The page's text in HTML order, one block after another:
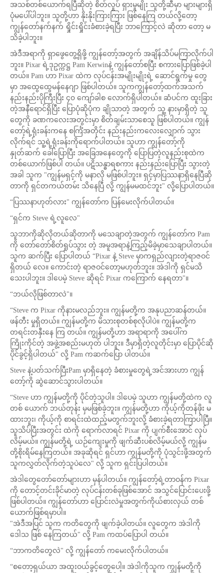
အသစ်တစ်ယောက်ရပြီဆိုတဲ့ စိတ်လှုပ် ရှားမှုမျိုး သူတို့ဆီမှာ များများရှိ
ပုံမပေါ်ပါဘူး။ သူတို့ဟာ နိုးနိုးကြားကြား ဖြစ်နေကြ တယ်လို့တော့
ကျွန်တော်နက်နက် ရှိုင်းရှိုင်းခံစားခဲ့ရပြီး ဘာကြောင့်လဲ ဆိုတာ တော့ မ
သိခဲ့ပါဘူး။
အဲဒီအရာကို ရှာဖွေတွေ့ရှိဖို့ ကျွန်တော့်အတွက် အချိန်သိပ်မကြာလိုက်ပါ
ဘူး။ Pixar ရဲ့ဒုဥက္ကဋ္ဌ Pam Kerwinနဲ့ ကျွန်တော်စပြီး စကားပြောဖြစ်ခဲ့ပါ
တယ်။ Pam ဟာ Pixar ထဲက လုပ်ငန်းအမျိုးမျိုးရဲ့ ဆောင်ရွက်မှု တွေ
မှာ အထွေထွေမန်နေဂျာ ဖြစ်ပါတယ်။ သူကကျွန်တော့်ထက်အသက်
နည်းနည်းပိုကြီးပြီး ၄၀ ကျော်ခါစ လောက်ရှိပါတယ်။ ဆံပင်က ထူးခြား
တဲ့အနီရောင်ရှိပြီး ပြောပုံဆိုပုံက ချိုသာတဲ့ အတွက် သူ့ နားမှာရှိတဲ့ သူ
တွေကို ခဏကလေးအတွင်းမှာ စိတ်ချမ်းသာစေသူ ဖြစ်ပါတယ်။ ကျွန်
တော့်ရဲ့ရုံးခန်းကနေ စင်္ကြံအတိုင်း နည်းနည်းကလေးလျှောက် သွား
လိုက်ရင် သူ့ရဲ့ရုံးခန်းကိုရောက်ပါတယ်။ သူဟာ ကျွန်တော့်ကို
နှုတ်ဆက် ခေါ်ပြောပြီး အခြေအနေတွေကို ပြောပြတဲ့လူနည်းစုထဲက
တစ်ယောက်ဖြစ်ပါ တယ်။ ပဋိသန္ဓာရစကား နည်းနည်းပြောပြီး သွားတဲ့
အခါ သူက "ကျွန်မရှင့်ကို မနာလို မဖြစ်ပါဘူး။ ရှင့်မှာပြဿနာရှိနေပြီဆို
တာကို ရှင်တကယ်တမ်း သိနေပြီ လို့ ကျွန်မမထင်ဘူး" လို့ပြောပါတယ်။
“ပြဿနာဟုတ်လား" ကျွန်တော်က ပြန်မေးလိုက်ပါတယ်။
“ရှင်က Steve ရဲ့လူလေ"
သူဘာကိုဆိုလိုတယ်ဆိုတာကို မသေချာတဲ့အတွက် ကျွန်တော်က Pam
ကို တော်တော်စိတ်ရှုပ်သွား တဲ့ အမူအရာနဲ့ကြည့်မိခဲ့မှာသေချာပါတယ်။
သူက ဆက်ပြီး ပြောပါတယ် “Pixar နဲ့ Steve မှာကရှည်လျားတဲ့ရာဇဝင်
ရှိတယ် လေ။ ကောင်းတဲ့ ရာဇဝင်တော့မဟုတ်ဘူး။ အဲဒါကို ရှင်မသိ
သေးပါဘူး။ ဒါပေမဲ့ Steve ဆိုရင် Pixar ကကြောက် နေရတာ"။
“ဘယ်လိုဖြစ်တာလဲ"။
“Steve က Pixar ကိုနားမလည်ဘူး။ ကျွန်မတို့က အနုပညာဆန်တယ်။
ဖန်တီး မှုရှိတယ်။ ကျွန်မတို့က မိသားစုတစ်စုလိုပါပဲ။ ကျွန်မတို့က
တရင်းတနှီးနေ ကြ တယ်။ ကျွန်မတို့ဟာ အရာရာကို အပေါ်က
ကြိုးကိုင်တဲ့ အဖွဲ့အစည်းမဟုတ် ပါဘူး။ ဒီမှာရှိတဲ့လူတိုင်းမှာ ပြောပိုင်ဆို
ပိုင်ခွင့်ရှိပါတယ်" လို့ Pam ကဆက်ပြော ပါတယ်။
Steve နဲ့ပတ်သက်ပြီးPam မှာရှိနေတဲ့ ခံစားမှုတွေရဲ့အင်အားဟာ ကျွန်
တော့်ကို ဆွဲဆောင်သွားပါတယ်။
“Steve ဟာ ကျွန်မတို့ကို ပိုင်တဲ့သူပါ။ ဒါပေမဲ့ သူဟာ ကျွန်မတို့ထဲက လူ
တစ် ယောက် ဘယ်တုန်း မှမဖြစ်ခဲ့ဘူး။ ကျွန်မတို့ဟာ ကိုယ့်ကိုတန်ဖိုး မ
ထားဘူး၊ ကိုယ့်ကို စာရင်းထဲထည့်မတွက်ဘူးလို့ ခံစားခဲ့ရတာကြာပါပြီ။
သူသိပ်ပြီးအတွင်း ထဲကို ရောက်လာရင် Pixar ကို ပျက်စီးအောင် လုပ်
လိမ့်မယ်။ ကျွန်မတို့ရဲ့ ယဉ်ကျေးမှုကို ဖျက်ဆီးပစ်လိမ့်မယ်လို့ ကျွန်မ
တို့စိုးရိမ်နေကြတယ်။ အခုဆိုရင် ရှင်ဟာ ကျွန်မတို့ကို ပုံသွင်းဖို့အတွက်
သူကလွှတ်လိုက်တဲ့သူပဲလေ" လို့ သူက ရှင်းပြပါတယ်။
အဲဒါတွေတော်တော်များဟာ မှန်ပါတယ်။ ကျွန်တော့်ရဲ့တာဝန်က Pixar
ကို တောင့်တင်းခိုင်မာတဲ့ လုပ်ငန်းတစ်ခုဖြစ်အောင် အသွင်ပြောင်းပေးဖို့
ဖြစ်ပါတယ်။ ကျွန်တော်ဟာ ပြောင်းလဲမှုအတွက်ကိုယ်စားလှယ် တစ်
ယောက်ဖြစ်ရမှာပါ။
"အဲဒီအပြင် သူက ကတိတွေကို ဖျက်ခဲ့ပါတယ်။ လူတွေက အဲဒါကို
ဒေါသ ဖြစ် နေကြတယ်" လို့ Pam ကထပ်ပြောပါ တယ်။
“ဘာကတိတွေလဲ" လို့ ကျွန်တော် ကမေးလိုက်ပါတယ်။
“စတော့ရှယ်ယာ အထူးဝယ်ခွင့်တွေပေါ့။ အဲဒါကိုသူက ကျွန်မတို့ကို